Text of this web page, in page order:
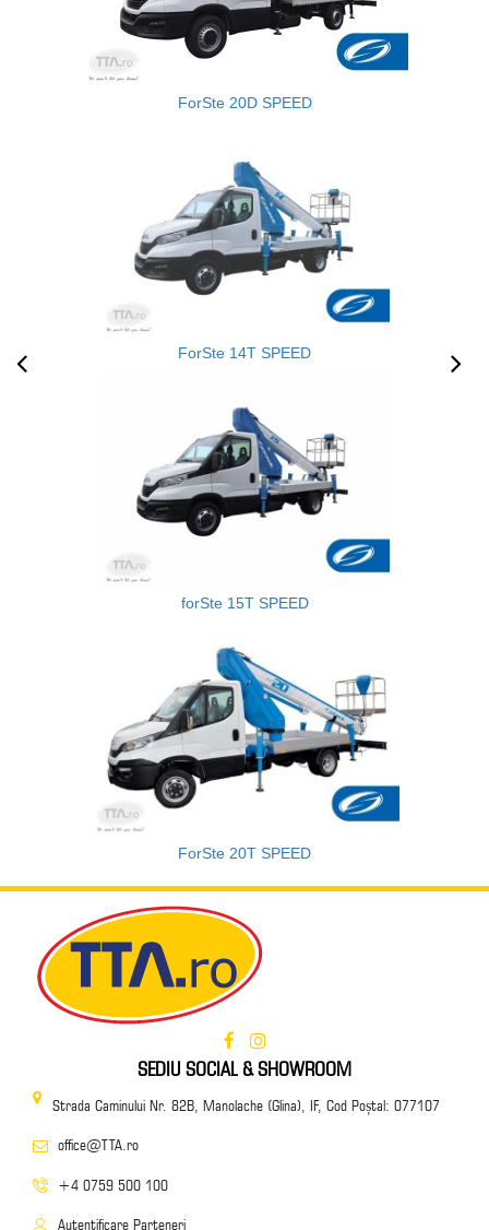
ForSte 20D SPEED
ForSte 14T SPEED
forSte 15T SPEED
ForSte 20T SPEED
SEDIU SOCIAL & SHOWROOM
Strada Caminului Nr. 82B, Manolache (Glina), IF, Cod Poștal: 077107
office@TTA.ro
+4 0759 500 100
Autentificare Parteneri